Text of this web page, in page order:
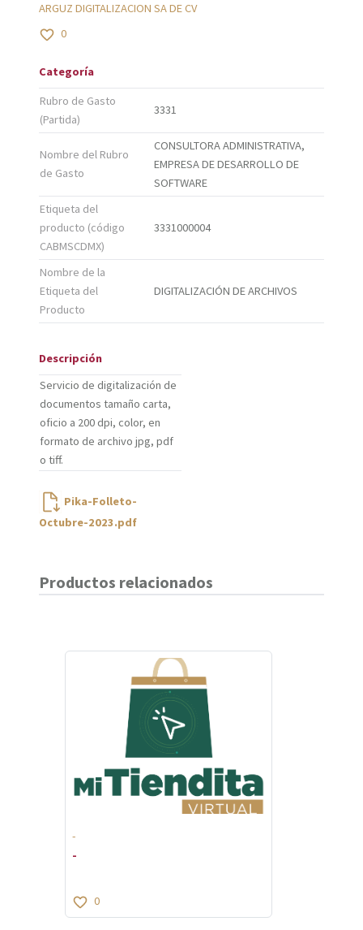
ARGUZ DIGITALIZACION SA DE CV
0
Categoría
Rubro de Gasto
(Partida)
3331
Nombre del Rubro
de Gasto
CONSULTORA ADMINISTRATIVA,
EMPRESA DE DESARROLLO DE
SOFTWARE
Etiqueta del
producto (código
CABMSCDMX)
3331000004
Nombre de la
Etiqueta del
Producto
DIGITALIZACIÓN DE ARCHIVOS
Descripción
Servicio de digitalización de
documentos tamaño carta,
oficio a 200 dpi, color, en
formato de archivo jpg, pdf
o tiff.
Pika-Folleto-
Octubre-2023.pdf
Productos relacionados
-
-
0